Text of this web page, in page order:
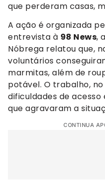
que perderam casas,
A ação é organizada
entrevista à 98 News,
Nóbrega relatou que,
voluntários
marmitas, além de
potável. O trabalho,
dificuldades de
que agravaram a
CONTINUA